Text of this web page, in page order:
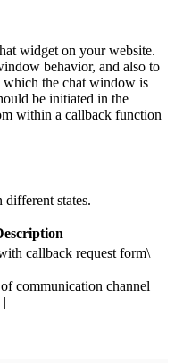
widget on your website.
behavior, and also to
which the chat window is
be initiated in the
within a callback function
states.
callback request form\
communication channel